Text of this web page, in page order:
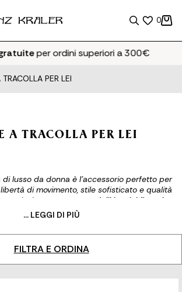
0
per ordini superiori a 300€
PER LEI
A TRACOLLA PER LEI
lusso da donna è l’accessorio perfetto per
di movimento, stile sofisticato e qualità
selezione propone
modelli iconici firmati–
e Saint Laurent – in pelle di alta gamma,
e dettagli couture, pensati per esaltare ogni
outfit.
piccole, medium e oversize
garantire funzionalità e classe: ideale per
... LEGGI DI PIÙ
FILTRA E ORDINA